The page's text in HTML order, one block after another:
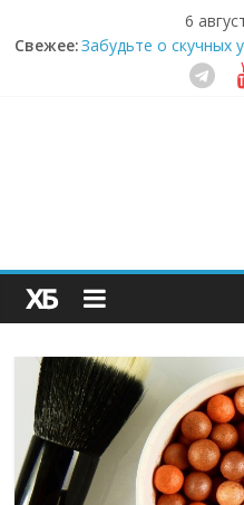
6
Свежее:Забудьте о
которое видит вашу
Небо зовёт: как
Секрет
пребиотиками
здорового питания